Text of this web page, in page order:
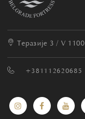
Теразије 3 / V
+381112620685